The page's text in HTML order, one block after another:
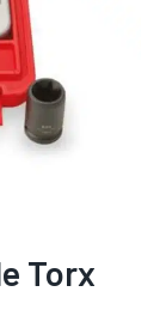
Torx